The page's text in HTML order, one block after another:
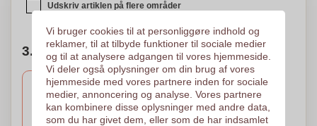
Udskriv artiklen på flere områder
3. Antal farver i logoet
Gravering
Lasergravering
Vi bruger cookies til at personliggøre indhold og
reklamer, til at tilbyde funktioner til sociale medier
og til at analysere adgangen til vores hjemmeside.
Vi deler også oplysninger om din brug af vores
hjemmeside med vores partnere inden for sociale
medier, annoncering og analyse. Vores partnere
kan kombinere disse oplysninger med andre data,
som du har givet dem, eller som de har indsamlet